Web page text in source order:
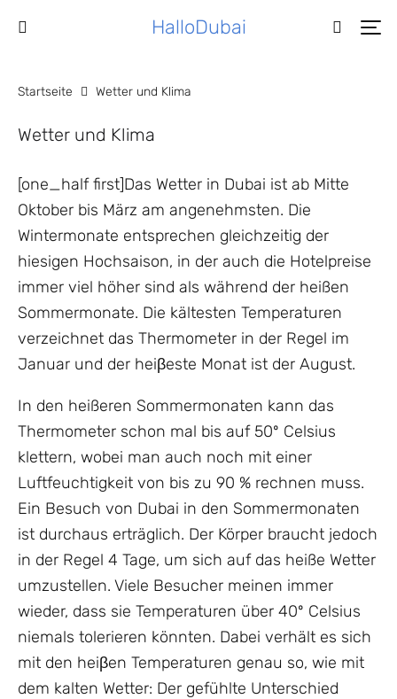
HalloDubai
Startseite Wetter und Klima
Wetter und Klima
[one_half first]Das Wetter in Dubai ist ab Mitte
Oktober bis März am angenehmsten. Die
Wintermonate entsprechen gleichzeitig der
hiesigen Hochsaison, in der auch die Hotelpreise
immer viel höher sind als während der heißen
Sommermonate. Die kältesten Temperaturen
verzeichnet das Thermometer in der Regel im
Januar und der heiβeste Monat ist der August.
In den heißeren Sommermonaten kann das
Thermometer schon mal bis auf 50º Celsius
klettern, wobei man auch noch mit einer
Luftfeuchtigkeit von bis zu 90 % rechnen muss.
Ein Besuch von Dubai in den Sommermonaten
ist durchaus erträglich. Der Körper braucht jedoch
in der Regel 4 Tage, um sich auf das heiße Wetter
umzustellen. Viele Besucher meinen immer
wieder, dass sie Temperaturen über 40º Celsius
niemals tolerieren könnten. Dabei verhält es sich
mit den heiβen Temperaturen genau so, wie mit
dem kalten Wetter: Der gefühlte Unterschied